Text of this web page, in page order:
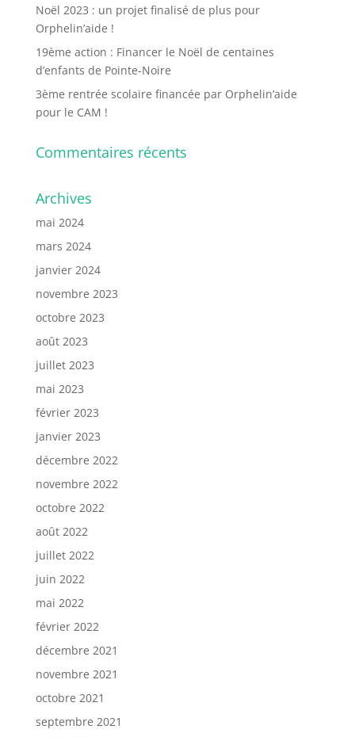
Noël 2023 : un projet finalisé de plus pour
Orphelin’aide !
19ème action : Financer le Noël de centaines
d’enfants de Pointe-Noire
3ème rentrée scolaire financée par Orphelin’aide
pour le CAM !
Commentaires récents
Archives
mai 2024
mars 2024
janvier 2024
novembre 2023
octobre 2023
août 2023
juillet 2023
mai 2023
février 2023
janvier 2023
décembre 2022
novembre 2022
octobre 2022
août 2022
juillet 2022
juin 2022
mai 2022
février 2022
décembre 2021
novembre 2021
octobre 2021
septembre 2021